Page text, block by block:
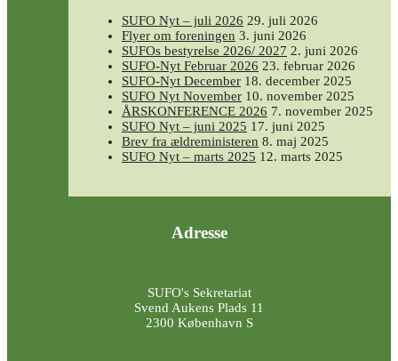
SUFO Nyt – juli 2026 29. juli 2026
Flyer om foreningen 3. juni 2026
SUFOs bestyrelse 2026/ 2027 2. juni 2026
SUFO-Nyt Februar 2026 23. februar 2026
SUFO-Nyt December 18. december 2025
SUFO Nyt November 10. november 2025
ÅRSKONFERENCE 2026 7. november 2025
SUFO Nyt – juni 2025 17. juni 2025
Brev fra ældreministeren 8. maj 2025
SUFO Nyt – marts 2025 12. marts 2025
Adresse
SUFO's Sekretariat
Svend Aukens Plads 11
2300 København S